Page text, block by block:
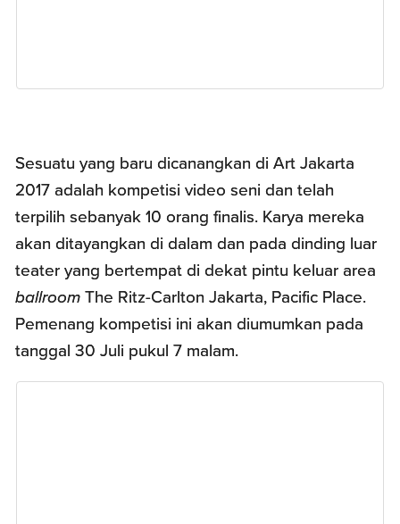
Sesuatu yang baru dicanangkan di Art Jakarta
2017 adalah kompetisi video seni dan telah
terpilih sebanyak 10 orang finalis. Karya mereka
akan ditayangkan di dalam dan pada dinding luar
teater yang bertempat di dekat pintu keluar area
ballroom The Ritz-Carlton Jakarta, Pacific Place.
Pemenang kompetisi ini akan diumumkan pada
tanggal 30 Juli pukul 7 malam.